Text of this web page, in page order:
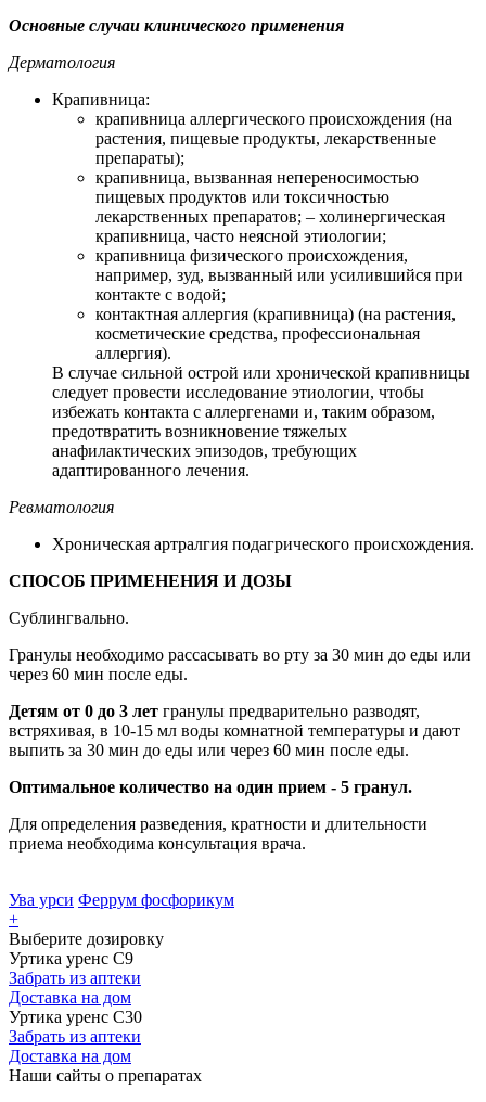
Основные случаи клинического применения
Дерматология
Крапивница:
крапивница аллергического происхождения (на
растения, пищевые продукты, лекарственные
препараты);
крапивница, вызванная непереносимостью
пищевых продуктов или токсичностью
лекарственных препаратов; – холинергическая
крапивница, часто неясной этиологии;
крапивница физического происхождения,
например, зуд, вызванный или усилившийся при
контакте с водой;
контактная аллергия (крапивница) (на растения,
косметические средства, профессиональная
аллергия).
В случае сильной острой или хронической крапивницы
следует провести исследование этиологии, чтобы
избежать контакта с аллергенами и, таким образом,
предотвратить возникновение тяжелых
анафилактических эпизодов, требующих
адаптированного лечения.
Ревматология
Хроническая артралгия подагрического происхождения.
СПОСОБ ПРИМЕНЕНИЯ И ДОЗЫ
Сублингвально.
Гранулы необходимо рассасывать во рту за 30 мин до еды или
через 60 мин после еды.
Детям от 0 до 3 лет гранулы предварительно разводят,
встряхивая, в 10-15 мл воды комнатной температуры и дают
выпить за 30 мин до еды или через 60 мин после еды.
Оптимальное количество на один прием - 5 гранул.
Для определения разведения, кратности и длительности
приема необходима консультация врача.
Ува урси Феррум фосфорикум
+
Выберите дозировку
Уртика уренс С9
Забрать из аптеки
Доставка на дом
Уртика уренс С30
Забрать из аптеки
Доставка на дом
Наши сайты о препаратах